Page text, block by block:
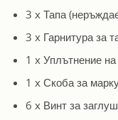
3 x Тапа
3 x Гарнитура за
1 x Уплътнение
1 x Скоба за
6 x Винт за